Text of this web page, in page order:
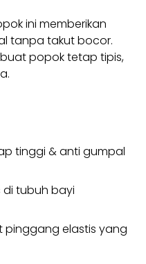
ini memberikan
tanpa takut bocor.
popok tetap tipis,
tinggi & anti gumpal
di tubuh bayi
pinggang elastis yang